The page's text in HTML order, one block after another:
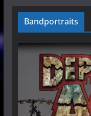
Bandportraits